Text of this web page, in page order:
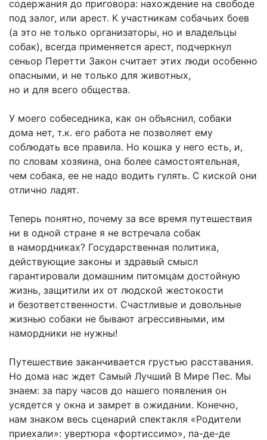
содержания до приговора: нахождение на свободе
под залог, или арест. К участникам собачьих боев
(а это не только организаторы, но и владельцы
собак), всегда применяется арест, подчеркнул
сеньор Перетти Закон считает этих люди особенно
опасными, и не только для животных,
но и для всего общества.
У моего собеседника, как он объяснил, собаки
дома нет, т.к. его работа не позволяет ему
соблюдать все правила. Но кошка у него есть, и,
по словам хозяина, она более самостоятельная,
чем собака, ее не надо водить гулять. С киской они
отлично ладят.
Теперь понятно, почему за все время путешествия
ни в одной стране я не встречала собак
в намордниках? Государственная политика,
действующие законы и здравый смысл
гарантировали домашним питомцам достойную
жизнь, защитили их от людской жестокости
и безответственности. Счастливые и довольные
жизнью собаки не бывают агрессивными, им
намордники не нужны!
Путешествие заканчивается грустью расставания.
Но дома нас ждет Самый Лучший В Мире Пес. Мы
знаем: за пару часов до нашего появления он
усядется у окна и замрет в ожидании. Конечно,
нам знаком весь сценарий спектакля «Родители
приехали»: увертюра «фортиссимо», па-де-де